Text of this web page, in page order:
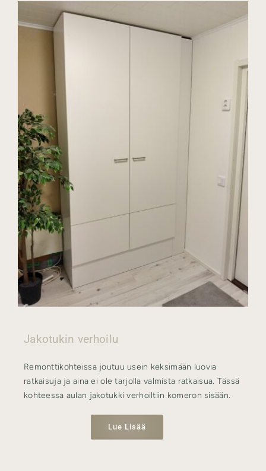
Jakotukin verhoilu
Remonttikohteissa joutuu usein keksimään luovia
ratkaisuja ja aina ei ole tarjolla valmista ratkaisua. Tässä
kohteessa aulan jakotukki verhoiltiin komeron sisään.
Lue Lisää